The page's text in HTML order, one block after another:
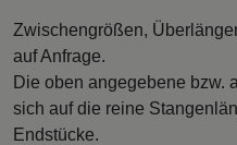
Zwischengrößen,
auf Anfrage.
Die oben angegebene bzw.
sich auf die reine
Endstücke.